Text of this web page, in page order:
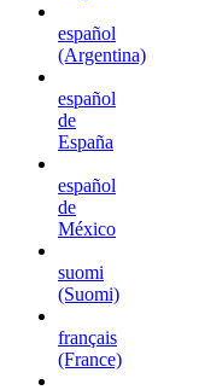
español
(Argentina)
español
de
España
español
de
México
suomi
(Suomi)
français
(France)